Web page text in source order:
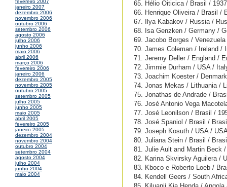
fevereiro 2007
janeiro 2007
dezembro 2006
novembro 2006
outubro 2006
setembro 2006
agosto 2006
julho 2006
junho 2006
maio 2006
abril 2006
março 2006
fevereiro 2006
janeiro 2006
dezembro 2005
novembro 2005
outubro 2005
setembro 2005
julho 2005
junho 2005
maio 2005
abril 2005
fevereiro 2005
janeiro 2005
dezembro 2004
novembro 2004
outubro 2004
setembro 2004
agosto 2004
julho 2004
junho 2004
maio 2004
65. Hélio Oiticica / Brasil /
66. Henrique Oliveira / Brasil /
67. Ilya Kabakov / Russia /
68. Isa Genzken / Germany /
69. Jacobo Borges /
70. James Coleman / Ireland /
71. Jeremy Deller / England /
72. Jimmie Durham / USA /
73. Joachim Koester /
74. Jonas Mekas / Lithuania /
75. Jonathas de Andrade /
76. José Antonio Vega
77. José Leonilson / Brasil /
78. José Spaniol / Brasil /
79. Joseph Kosuth / USA /
80. Juliana Stein / Brasil /
81. Julie Ault and Martin Beck
82. Karina Skvirsky Aguilera /
83. Kboco e Roberto Loeb /
84. Kendell Geers / South